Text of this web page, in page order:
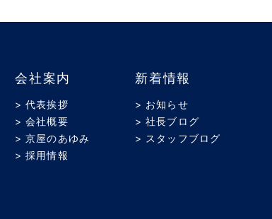
会社案内
> 代表挨拶
> 会社概要
> 京屋のあゆみ
> 採用情報
新着情報
> お知らせ
> 社長ブログ
> スタッフブログ